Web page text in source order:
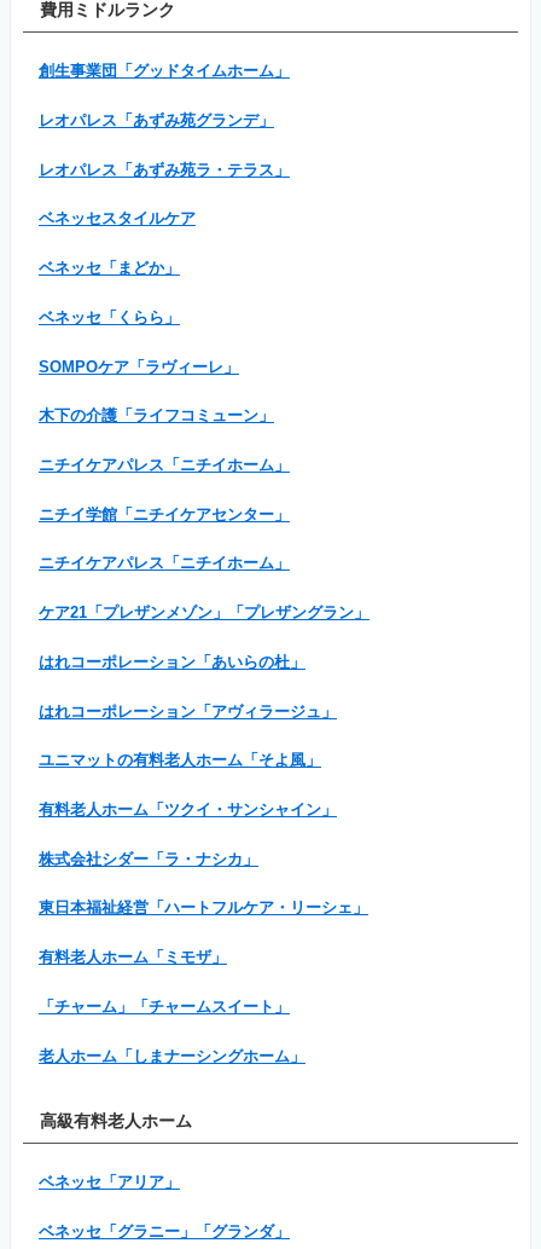
費用ミドルランク
創生事業団「グッドタイムホーム」
レオパレス「あずみ苑グランデ」
レオパレス「あずみ苑ラ・テラス」
ベネッセスタイルケア
ベネッセ「まどか」
ベネッセ「くらら」
SOMPOケア「ラヴィーレ」
木下の介護「ライフコミューン」
ニチイケアパレス「ニチイホーム」
ニチイ学館「ニチイケアセンター」
ニチイケアパレス「ニチイホーム」
ケア21「プレザンメゾン」「プレザングラン」
はれコーポレーション「あいらの杜」
はれコーポレーション「アヴィラージュ」
ユニマットの有料老人ホーム「そよ風」
有料老人ホーム「ツクイ・サンシャイン」
株式会社シダー「ラ・ナシカ」
東日本福祉経営「ハートフルケア・リーシェ」
有料老人ホーム「ミモザ」
「チャーム」「チャームスイート」
老人ホーム「しまナーシングホーム」
高級有料老人ホーム
ベネッセ「アリア」
ベネッセ「グラニー」「グランダ」